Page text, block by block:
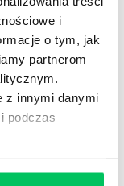
i
o tym, jak
partnerom
z innymi danymi
podczas
pytania z